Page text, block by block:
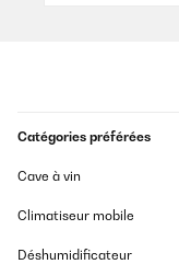
Catégories préférées
Cave à vin
Climatiseur mobile
Déshumidificateur